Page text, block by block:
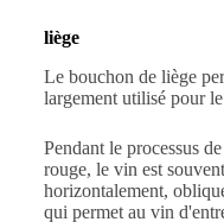
liège
Le bouchon de liège
largement utilisé pour
Pendant le processus
rouge, le vin est
horizontalement,
qui permet au vin